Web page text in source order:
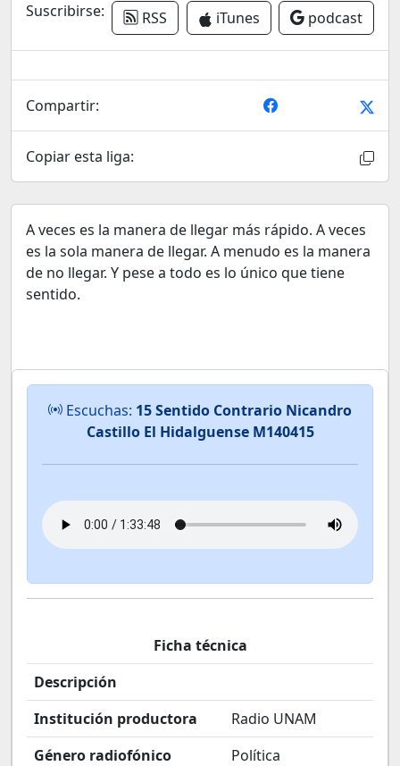
Suscribirse: RSS iTunes podcast
Compartir:
Copiar esta liga:
A veces es la manera de llegar más rápido. A veces
es la sola manera de llegar. A menudo es la manera
de no llegar. Y pese a todo es lo único que tiene
sentido.
Escuchas: 15 Sentido Contrario Nicandro
Castillo El Hidalguense M140415
Ficha técnica
Descripción
Institución productora
Radio UNAM
Género radiofónico
Política